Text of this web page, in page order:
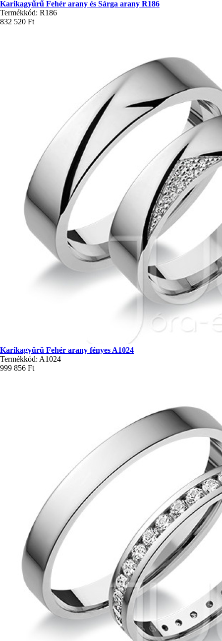
Karikagyűrű Fehér arany és Sárga arany R186
Termékkód: R186
832 520 Ft
Karikagyűrű Fehér arany fényes A1024
Termékkód: A1024
999 856 Ft